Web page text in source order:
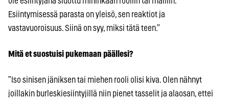
Esiintymisessä parasta on yleisö, sen reaktiot ja
vastavuoroisuus. Siinä on syy, miksi tätä teen.”
Mitä et suostuisi pukemaan päällesi?
”Iso sinisen jäniksen tai miehen rooli olisi kiva. Olen nähnyt
joillakin burleskiesiintyjillä niin pienet tasselit ja alaosan, ettei